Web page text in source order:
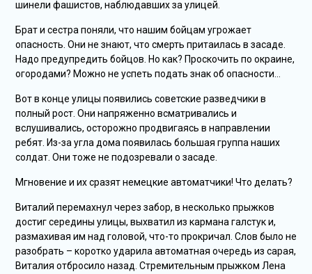
шинели фашистов, наблюдавших за улицей.
Брат и сестра поняли, что нашим бойцам угрожает
опасность. Они не знают, что смерть притаилась в засаде.
Надо предупредить бойцов. Но как? Проскочить по окраине,
огородами? Можно не успеть подать знак об опасности…
Вот в конце улицы появились советские разведчики в
полный рост. Они напряженно всматривались и
вслушивались, осторожно продвигаясь в направлении
ребят. Из-за угла дома появилась большая группа наших
солдат. Они тоже не подозревали о засаде.
Мгновение и их сразят немецкие автоматчики! Что делать?
Виталий перемахнул через забор, в несколько прыжков
достиг середины улицы, выхватил из кармана галстук и,
размахивая им над головой, что-то прокричал. Слов было не
разобрать – коротко ударила автоматная очередь из сарая,
Виталия отбросило назад. Стремительным прыжком Лена